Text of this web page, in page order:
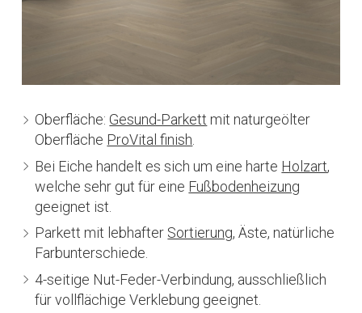
Oberfläche: Gesund-Parkett mit naturgeölter
Oberfläche ProVital finish.
Bei Eiche handelt es sich um eine harte Holzart,
welche sehr gut für eine Fußbodenheizung
geeignet ist.
Parkett mit lebhafter Sortierung, Äste, natürliche
Farbunterschiede.
4-seitige Nut-Feder-Verbindung, ausschließlich
für vollflächige Verklebung geeignet.